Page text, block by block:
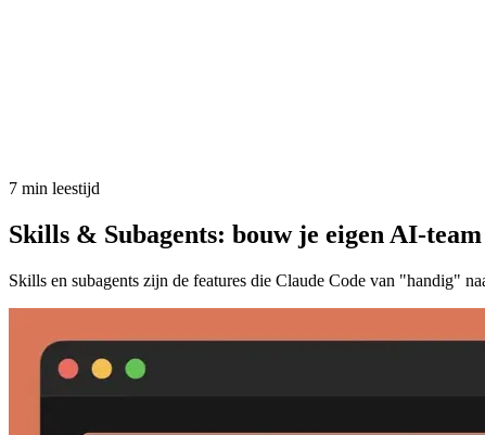
7 min leestijd
Skills & Subagents: bouw je eigen AI-team
Skills en subagents zijn de features die Claude Code van "handig"